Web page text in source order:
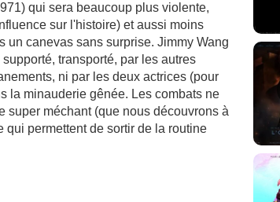
qui sera beaucoup plus violente,
sur l'histoire) et aussi moins
canevas sans surprise. Jimmy Wang
transporté, par les autres
ni par les deux actrices (pour
la minauderie gênée. Les combats ne
super méchant (que nous découvrons à
qui permettent de sortir de la routine